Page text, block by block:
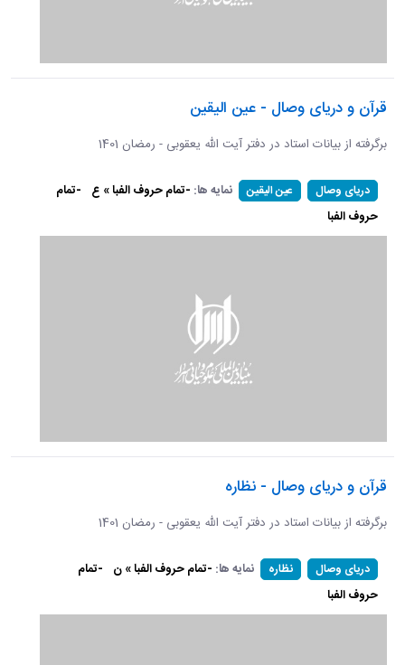
قرآن و دریای وصال - عین الیقین
برگرفته از بیانات استاد در دفتر آیت الله یعقوبی - رمضان 1401
دریای وصال عین الیقین نمایه ها: -تمام حروف الفبا » ع -تمام
حروف الفبا
قرآن و دریای وصال - نظاره
برگرفته از بیانات استاد در دفتر آیت الله یعقوبی - رمضان 1401
دریای وصال نظاره نمایه ها: -تمام حروف الفبا » ن -تمام
حروف الفبا